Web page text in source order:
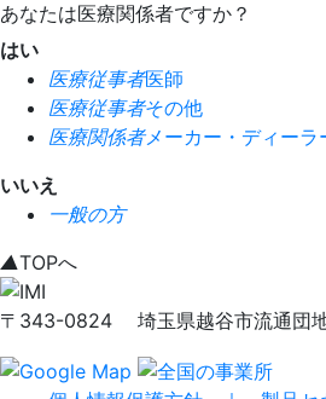
あなたは医療関係者ですか？
はい
医療従事者医師
医療従事者その他
医療関係者メーカー・ディーラ
いいえ
一般の方
▲TOPへ
〒343-0824 埼玉県越谷市流通団